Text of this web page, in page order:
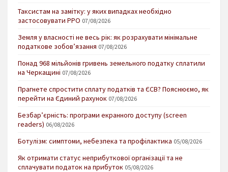
Таксистам на замітку: у яких випадках необхідно
застосовувати РРО 07/08/2026
Земля у власності не весь рік: як розрахувати мінімальне
податкове зобов’язання 07/08/2026
Понад 968 мільйонів гривень земельного податку сплатили
на Черкащині 07/08/2026
Прагнете спростити сплату податків та ЄСВ? Пояснюємо, як
перейти на Єдиний рахунок 07/08/2026
Безбар’єрність: програми екранного доступу (screen
readers) 06/08/2026
Ботулізм: симптоми, небезпека та профілактика 05/08/2026
Як отримати статус неприбуткової організації та не
сплачувати податок на прибуток 05/08/2026